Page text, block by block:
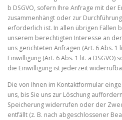
b DSGVO, sofern Ihre Anfrage mit der
zusammenhängt oder zur
erforderlich ist. In allen übrigen Fällen
unserem berechtigten Interesse an
uns gerichteten Anfragen (Art. 6 Abs. 1
Einwilligung (Art. 6 Abs. 1 lit. a
die Einwilligung ist jederzeit
Die von Ihnen im Kontaktformular
uns, bis Sie uns zur Löschung
Speicherung widerrufen oder der
entfällt (z. B. nach abgeschlossener